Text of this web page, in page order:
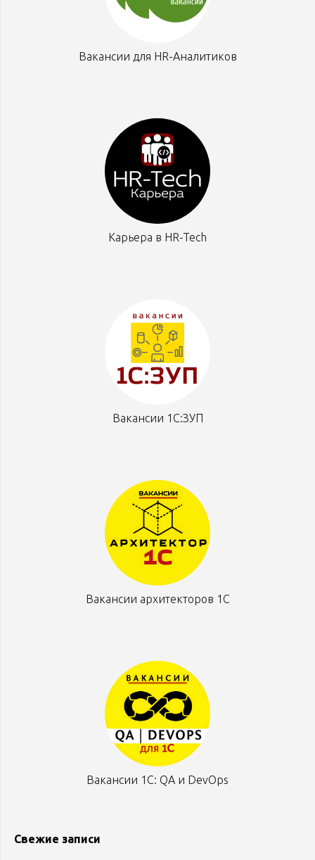
Вакансии для HR-Аналитиков
Карьера в HR-Tech
Вакансии 1С:ЗУП
Вакансии архитекторов 1С
Вакансии 1С: QA и DevOps
Свежие записи